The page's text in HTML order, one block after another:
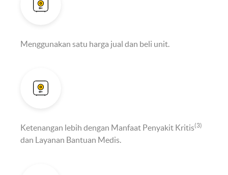
Menggunakan satu harga jual dan beli unit.
Ketenangan lebih dengan Manfaat Penyakit Kritis(3)
dan Layanan Bantuan Medis.